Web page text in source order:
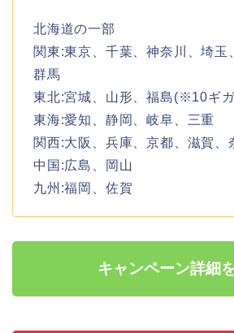
北海道の一部
関東:東京、千葉、神奈川、埼玉
群馬
東北:宮城、山形、福島(※10ギ
東海:愛知、静岡、岐阜、三重
関西:大阪、兵庫、京都、滋賀、
中国:広島、岡山
九州:福岡、佐賀
キャンペーン詳細